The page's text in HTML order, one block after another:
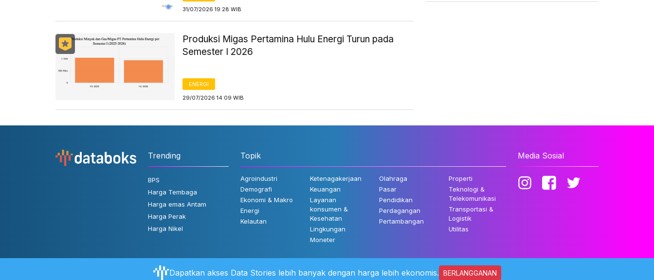
31/07/2026 19:28 WIB
Produksi Migas Pertamina Hulu Energi Turun pada
Semester I 2026
ENERGI
29/07/2026 14:09 WIB
Trending
BPS
Harga Tembaga
Harga emas Antam
Harga Perak
Harga Nikel
Topik
Agroindustri
Demografi
Ekonomi & Makro
Energi
Kelautan
Ketenagakerjaan
Keuangan
Layanan
konsumen &
Kesehatan
Lingkungan
Moneter
Olahraga
Pasar
Pendidikan
Perdagangan
Pertambangan
Properti
Teknologi &
Telekomunikasi
Transportasi &
Logistik
Utilitas
Media Sosial
Aturan Pengguna FAQ Hubungi Kami ©2022 Katadata. Hak cipta dilindungi Undang-undang.
Dapatkan akses Data Stories lebih banyak dengan harga lebih ekonomis. BERLANGGANAN